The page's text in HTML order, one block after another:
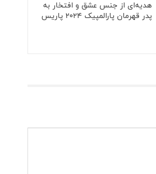
هدیه‌ای از جنس عشق و افتخار به
پدر قهرمان پارالمپیک ۲۰۲۴ پاریس